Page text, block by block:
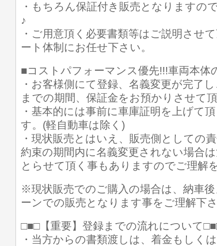
・もちろん保証付き販売となりますの
♪
・ご用意頂く必要書類等はご説明させ
ート体制にお任せ下さい。
■コストパフォーマンス優先!!!車両本体
・お客様側にて登録、名義変更が完了
までの期間、保証金をお預かりさせて
・基本的には事前に車庫証明を上げて
す。(軽自動車は除く)
・現状販売とはいえ、販売側としての
約束の期間内に名義変更されない場合
とらせて頂く事もありますのでご理解
※現状販売でのご購入の場合は、納車
ーンでの販売となります事をご理解下
□■□【重要】登録までの流れについて
・当方からの書類渡しは、着金もしく